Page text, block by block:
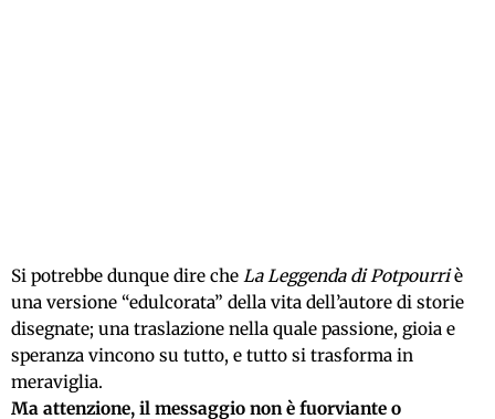
Si potrebbe dunque dire che La Leggenda di Potpourriè
una versione “edulcorata” della vita dell’autore di storie
disegnate; una traslazione nella quale passione, gioia e
speranza vincono su tutto, e tutto si trasforma in
meraviglia.
Ma attenzione, il messaggio non è fuorviante o